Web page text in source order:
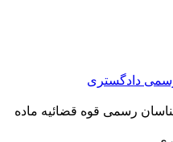
دادگستری
رسمی قوه قضائیه ماده